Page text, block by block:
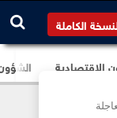
الكاملة
الإقتصادية